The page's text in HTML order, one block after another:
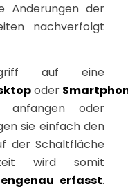
Änderungen der
nachverfolgt
auf eine
oder
anfangen oder
sie einfach den
der Schaltfläche
wird somit
erfasst.